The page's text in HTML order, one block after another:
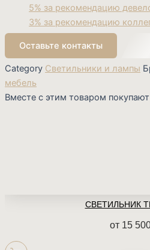
5% за рекомендацию
3% за рекомендацию
Оставьте контакты
Category Светильники и лампы
мебель
Вместе с этим товаром покупают
СВЕТИЛЬНИК
от 15